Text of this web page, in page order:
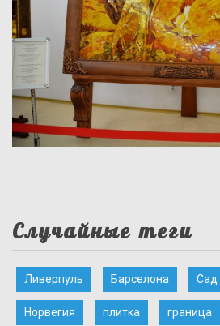
Случайные теги
Ливерпуль Барселона Сад
Норвегия плитка граница